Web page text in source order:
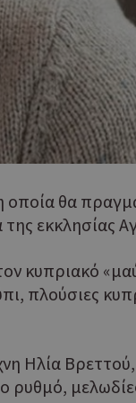
θα
εκκλησίας
κυπριακό
πλούσιες
Ηλία
μεταβλητών
είναι
ο
ένα καλό
σελίδων.
Google
δηλαδή να
στον χρήστη
είναι το
δηλαδή να
την